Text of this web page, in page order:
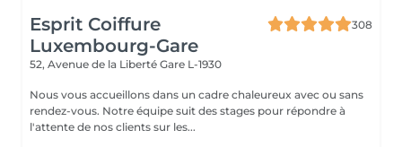
Esprit Coiffure
Luxembourg-Gare
308
52, Avenue de la Liberté Gare L-1930
Nous vous accueillons dans un cadre chaleureux avec ou sans
rendez-vous. Notre équipe suit des stages pour répondre à
l'attente de nos clients sur les...